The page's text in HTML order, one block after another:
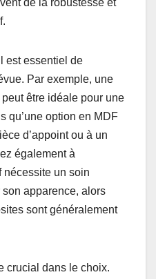
est essentiel de
Par exemple, une
être idéale pour une
qu’une option en MDF
d’appoint ou à un
également à
nécessite un soin
apparence, alors
sont généralement
crucial dans le choix.